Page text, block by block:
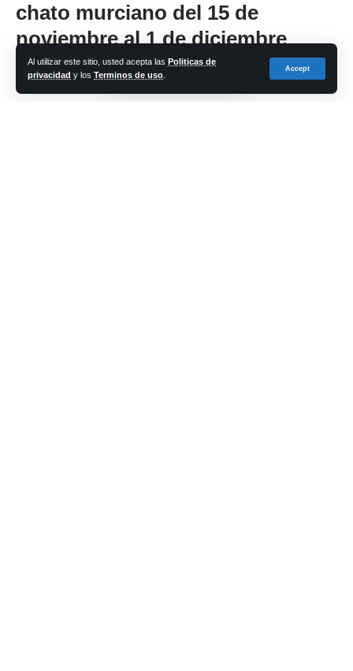
Al utilizar este sitio, usted acepta las Politicas de
privacidad y los Terminos de uso
Accept
chato murciano del 15 de
noviembre al 1 de diciembre
Share